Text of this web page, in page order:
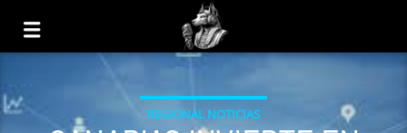
REGIONAL NOTICIAS